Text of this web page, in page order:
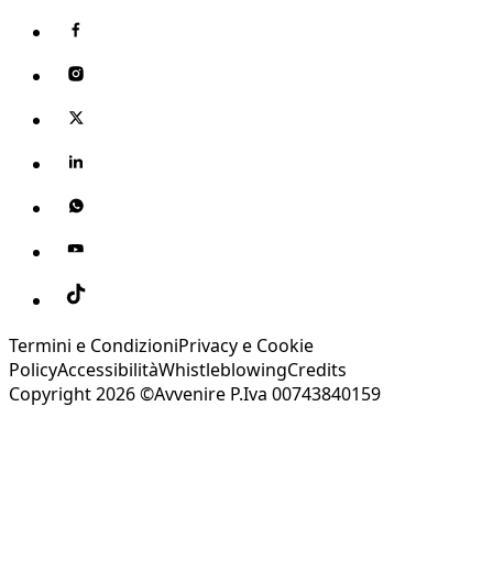
Termini e CondizioniPrivacy e Cookie
PolicyAccessibilitàWhistleblowingCredits
Copyright 2026 ©Avvenire P.Iva 00743840159